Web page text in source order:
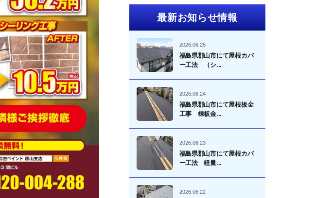
最新お知らせ情報
2026.06.25
福島県郡山市にて屋根カバ
ー工法 （シ...
2026.06.24
福島県郡山市にて屋根板金
工事 棟板金...
2026.06.23
福島県郡山市にて屋根カバ
ー工法 軽量...
2026.06.22